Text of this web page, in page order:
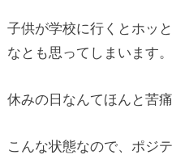
子供が学校に行くとホッ
なとも思ってしまいます。
休みの日なんてほんと苦痛
こんな状態なので、ポジ